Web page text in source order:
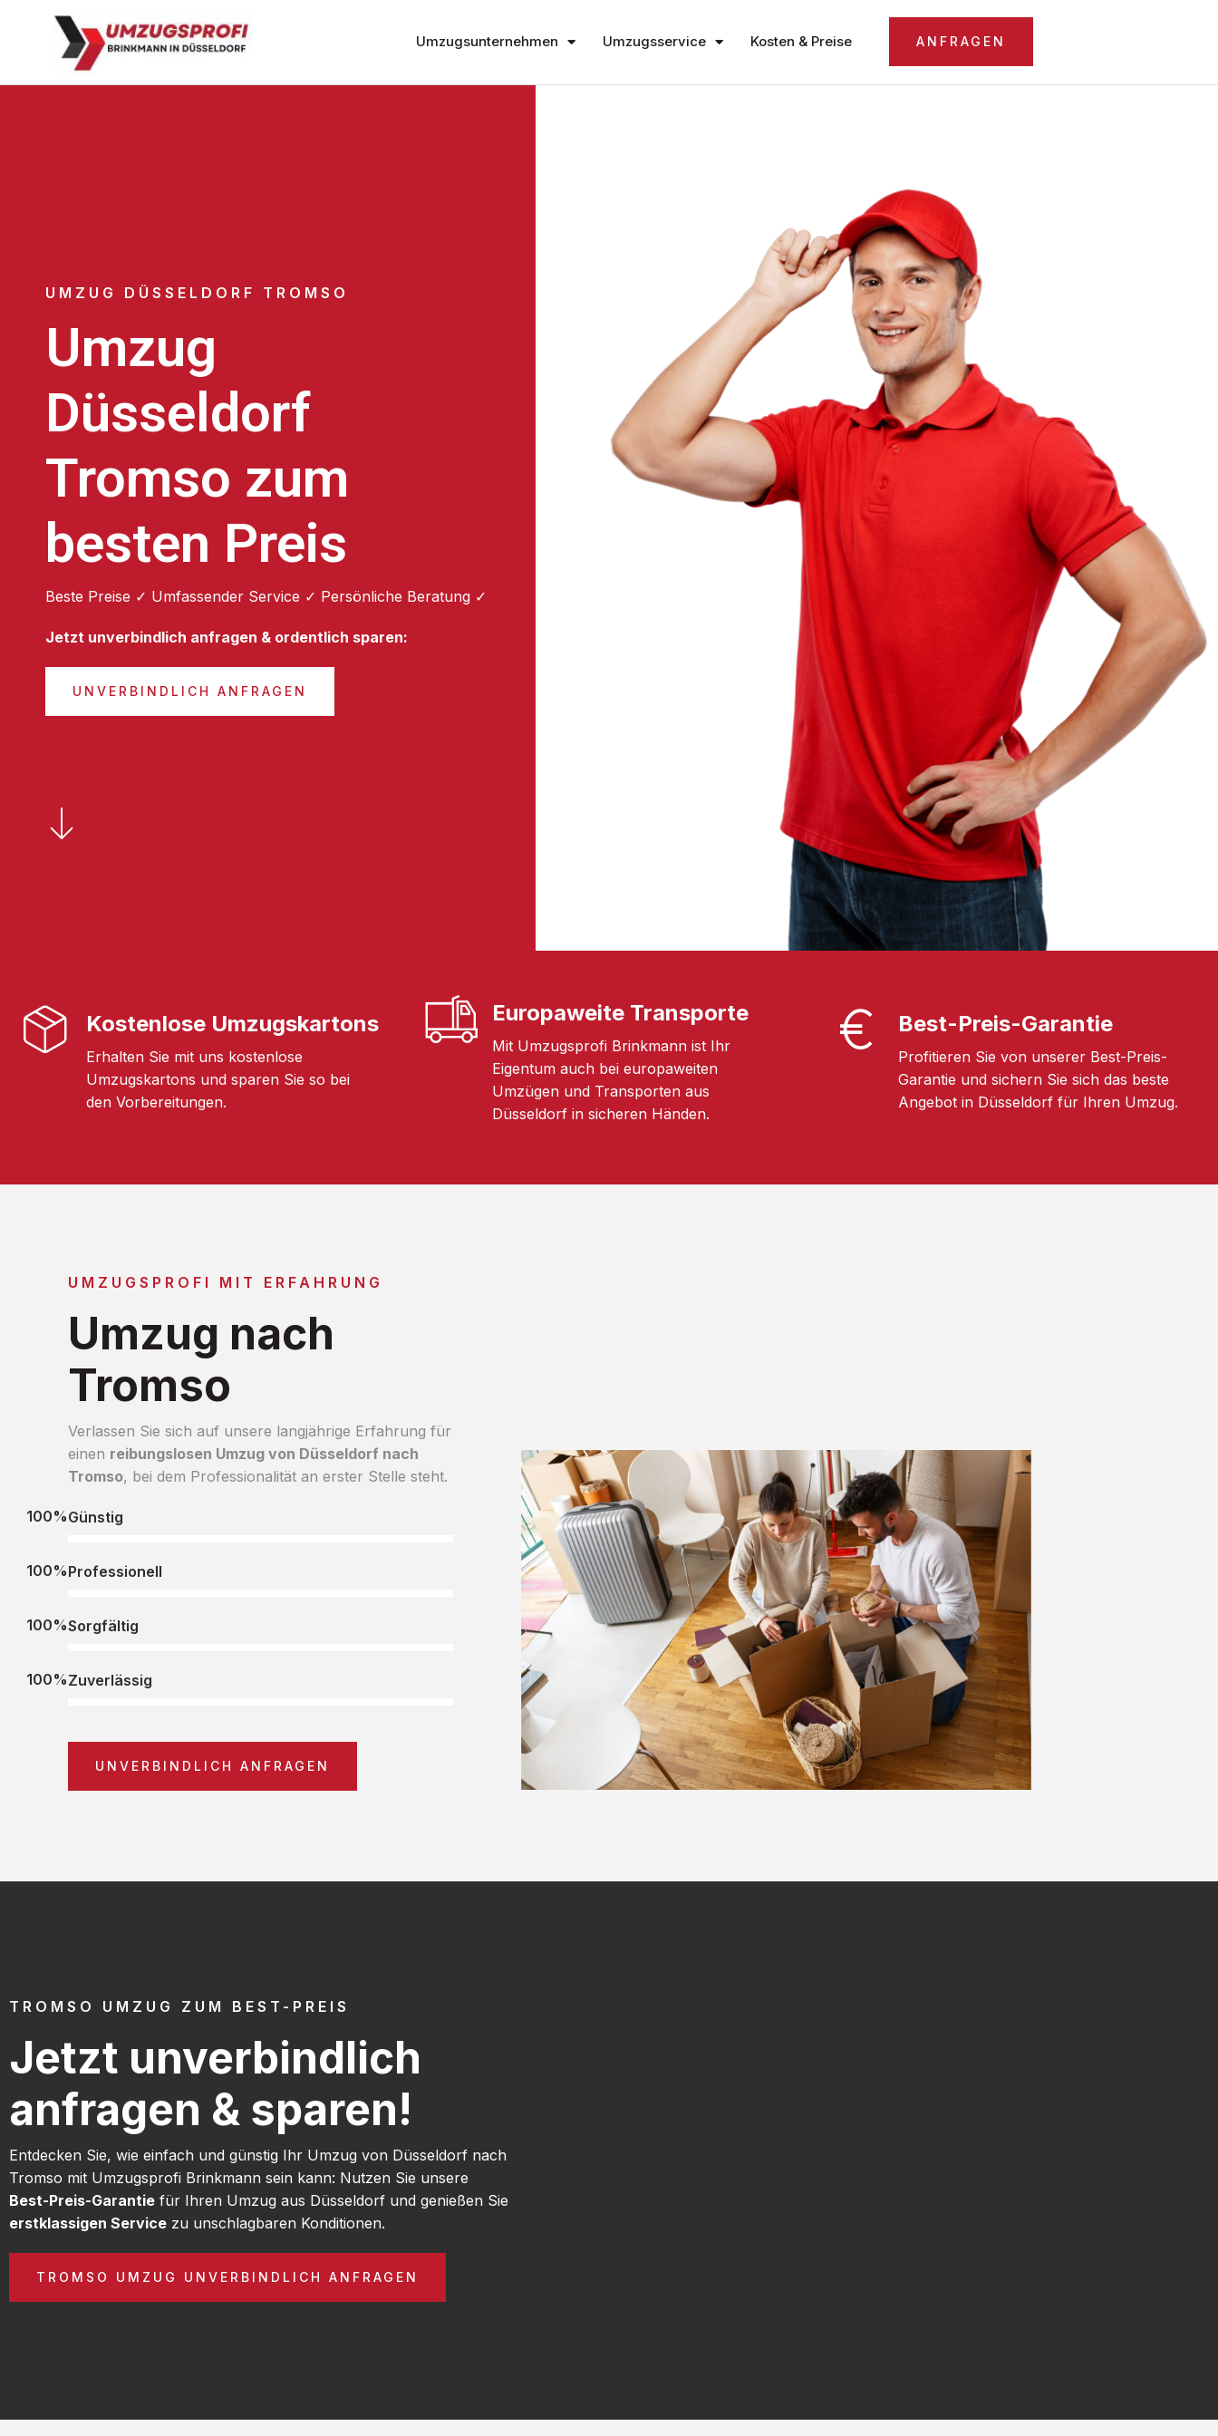
Umzugsunternehmen Umzugsservice Kosten & Preise ANFRAGEN
UMZUG DÜSSELDORF TROMSO
Umzug
Düsseldorf
Tromso zum
besten Preis
Beste Preise ✓ Umfassender Service ✓ Persönliche Beratung ✓
Jetzt unverbindlich anfragen & ordentlich sparen:
UNVERBINDLICH ANFRAGEN
Kostenlose Umzugskartons
Erhalten Sie mit uns kostenlose
Umzugskartons und sparen Sie so bei
den Vorbereitungen.
Europaweite Transporte
Mit Umzugsprofi Brinkmann ist Ihr
Eigentum auch bei europaweiten
Umzügen und Transporten aus
Düsseldorf in sicheren Händen.
Best-Preis-Garantie
Profitieren Sie von unserer Best-Preis-
Garantie und sichern Sie sich das beste
Angebot in Düsseldorf für Ihren Umzug.
UMZUGSPROFI MIT ERFAHRUNG
Umzug nach
Tromso
Verlassen Sie sich auf unsere langjährige Erfahrung für
einen reibungslosen Umzug von Düsseldorf nach
Tromso, bei dem Professionalität an erster Stelle steht.
Günstig
100%
Professionell
100%
Sorgfältig
100%
Zuverlässig
100%
UNVERBINDLICH ANFRAGEN
TROMSO UMZUG ZUM BEST-PREIS
Jetzt unverbindlich
anfragen & sparen!
Entdecken Sie, wie einfach und günstig Ihr Umzug von Düsseldorf nach
Tromso mit Umzugsprofi Brinkmann sein kann: Nutzen Sie unsere
Best-Preis-Garantie für Ihren Umzug aus Düsseldorf und genießen Sie
erstklassigen Service zu unschlagbaren Konditionen.
TROMSO UMZUG UNVERBINDLICH ANFRAGEN